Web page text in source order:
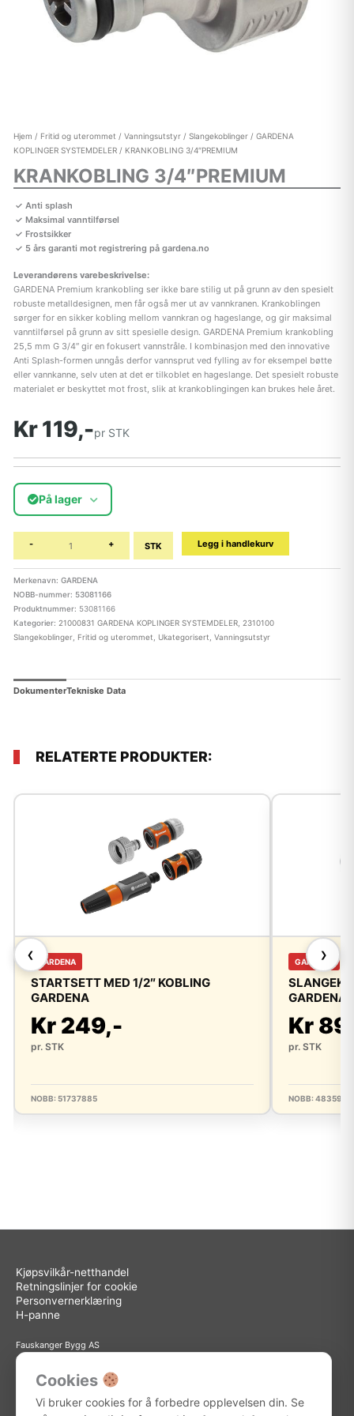
Hjem / Fritid og uterommet / Vanningsutstyr/ Slangekoblinger/ GARDENA
KOPLINGER SYSTEMDELER/ KRANKOBLING 3/4″PREMIUM
KRANKOBLING 3/4″PREMIUM
Anti splash
Maksimal vanntilførsel
Frostsikker
5 års garanti mot registrering på gardena.no
Leverandørens varebeskrivelse:
GARDENA Premium krankobling ser ikke bare stilig ut på grunn av den spesielt
robuste metalldesignen, men får også mer ut av vannkranen. Krankoblingen
sørger for en sikker kobling mellom vannkran og hageslange, og gir maksimal
vanntilførsel på grunn av sitt spesielle design. GARDENA Premium krankobling
25,5 mm G 3/4″ gir en fokusert vannstråle. I kombinasjon med den innovative
Anti Splash-formen unngås derfor vannsprut ved fylling av for eksempel bøtte
eller vannkanne, selv uten at det er tilkoblet en hageslange. Det spesielt robuste
materialet er beskyttet mot frost, slik at krankoblingingen kan brukes hele året.
Kr 119,-pr STK
På lager
- + STK Legg i handlekurv
Merkenavn: GARDENA
NOBB-nummer: 53081166
Produktnummer: 53081166
Kategorier: 21000831 GARDENA KOPLINGER SYSTEMDELER, 2310100
Slangekoblinger, Fritid og uterommet Ukategorisert Vanningsutstyr
DokumenterTekniske Data
RELATERTE PRODUKTER:
❮
GARDENA
STARTSETT MED 1/2″ KOBLING
GARDENA
Kr 249,-
pr. STK
NOBB: 51737885
GARDENA
GARDENA
Kr
pr. STK
NOBB:
❯
Kjøpsvilkår-netthandel
Retningslinjer for cookie
Personvernerklæring
H-panne
Fauskanger Bygg AS
Org.nr: 936 558 585
Sted: Askøy
Adresse: Storebotn 15, 5309 Kleppestø
Telefon: 56 15 15 30
Cookies
Vi bruker cookies for å forbedre opplevelsen din. Se